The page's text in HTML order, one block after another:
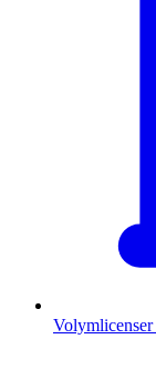
Volymlicenser